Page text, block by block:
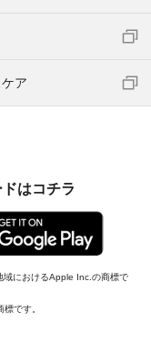
ア
はコチラ
におけるApple Inc.の商標で
です。